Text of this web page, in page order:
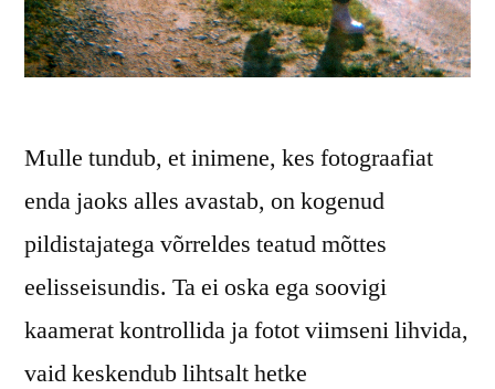
Mulle tundub, et inimene, kes fotograafiat
enda jaoks alles avastab, on kogenud
pildistajatega võrreldes teatud mõttes
eelisseisundis. Ta ei oska ega soovigi
kaamerat kontrollida ja fotot viimseni lihvida,
vaid keskendub lihtsalt hetke